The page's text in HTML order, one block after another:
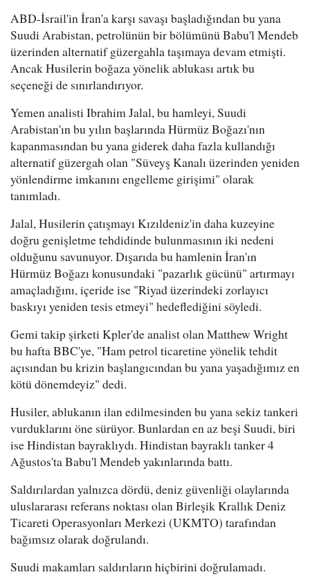
ABD-İsrail'in İran'a karşı savaşı başladığından bu yana
Suudi Arabistan, petrolünün bir bölümünü Babu'l Mendeb
üzerinden alternatif güzergahla taşımaya devam etmişti.
Ancak Husilerin boğaza yönelik ablukası artık bu
seçeneği de sınırlandırıyor.
Yemen analisti Ibrahim Jalal, bu hamleyi, Suudi
Arabistan'ın bu yılın başlarında Hürmüz Boğazı'nın
kapanmasından bu yana giderek daha fazla kullandığı
alternatif güzergah olan "Süveyş Kanalı üzerinden yeniden
yönlendirme imkanını engelleme girişimi" olarak
tanımladı.
Jalal, Husilerin çatışmayı Kızıldeniz'in daha kuzeyine
doğru genişletme tehdidinde bulunmasının iki nedeni
olduğunu savunuyor. Dışarıda bu hamlenin İran'ın
Hürmüz Boğazı konusundaki "pazarlık gücünü" artırmayı
amaçladığını, içeride ise "Riyad üzerindeki zorlayıcı
baskıyı yeniden tesis etmeyi" hedeflediğini söyledi.
Gemi takip şirketi Kpler'de analist olan Matthew Wright
bu hafta BBC'ye, "Ham petrol ticaretine yönelik tehdit
açısından bu krizin başlangıcından bu yana yaşadığımız en
kötü dönemdeyiz" dedi.
Husiler, ablukanın ilan edilmesinden bu yana sekiz tankeri
vurduklarını öne sürüyor. Bunlardan en az beşi Suudi, biri
ise Hindistan bayraklıydı. Hindistan bayraklı tanker 4
Ağustos'ta Babu'l Mendeb yakınlarında battı.
Saldırılardan yalnızca dördü, deniz güvenliği olaylarında
uluslararası referans noktası olan Birleşik Krallık Deniz
Ticareti Operasyonları Merkezi (UKMTO) tarafından
bağımsız olarak doğrulandı.
Suudi makamları saldırıların hiçbirini doğrulamadı.